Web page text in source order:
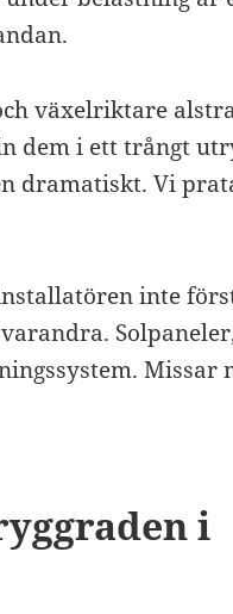
växelriktare
dem i ett trångt
dramatiskt. Vi
inte
Missar
i